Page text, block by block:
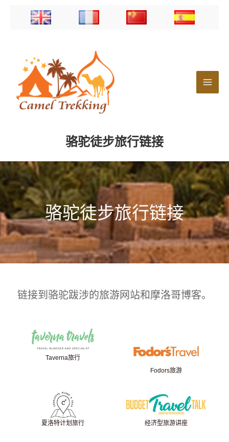
骆驼徒步旅行链接
骆驼徒步旅行链接
链接到骆驼跋涉的旅游网站和摩洛哥博客。
Taverna旅行
Fodors旅游
夏洛特计划旅行 经济型旅游讲座